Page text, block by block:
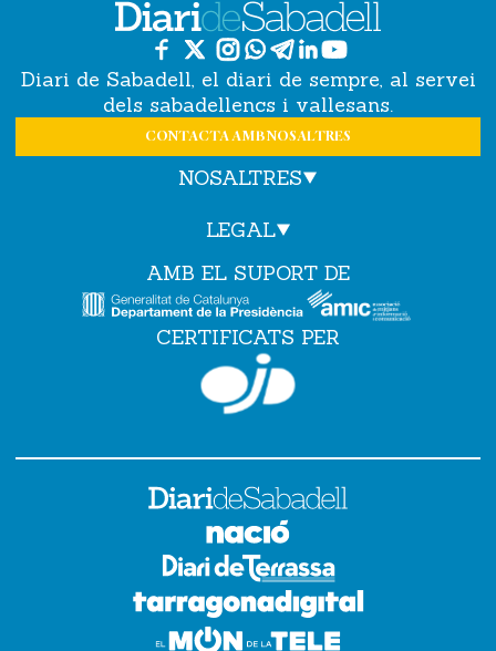
Diari de Sabadell, el diari de sempre, al servei
dels sabadellencs i vallesans.
CONTACTA AMB NOSALTRES
NOSALTRES
LEGAL
AMB EL SUPORT DE
CERTIFICATS PER